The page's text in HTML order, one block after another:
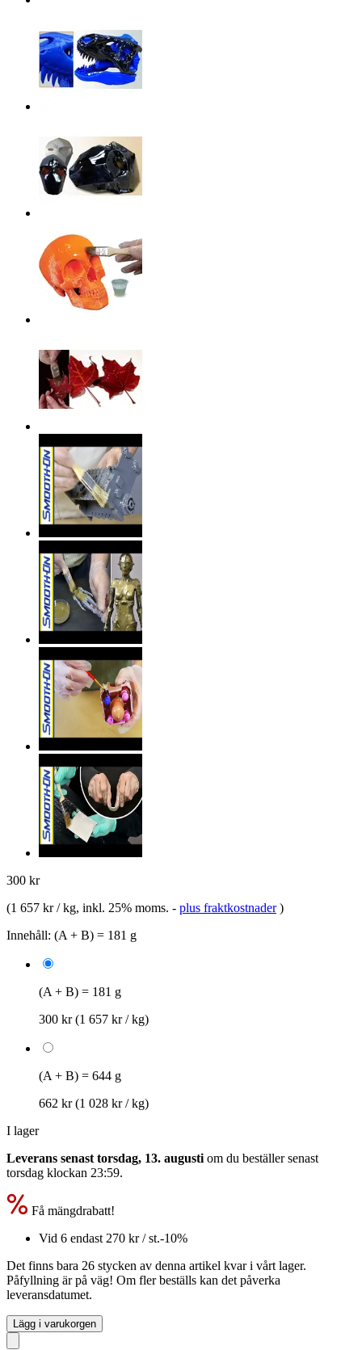
300 kr
(1 657 kr / kg, inkl. 25% moms. - plus fraktkostnader )
Innehåll: (A + B) = 181 g
(A + B) = 181 g
300 kr(1 657 kr / kg)
(A + B) = 644 g
662 kr(1 028 kr / kg)
I lager
Leverans senast torsdag, 13. augusti om du beställer senast
torsdag klockan 23:59.
Få mängdrabatt!
Vid 6 endast 270 kr/ st.-10%
Det finns bara 26 stycken av denna artikel kvar i vårt lager.
Påfyllning är på väg! Om fler beställs kan det påverka
leveransdatumet.
Lägg i varukorgen